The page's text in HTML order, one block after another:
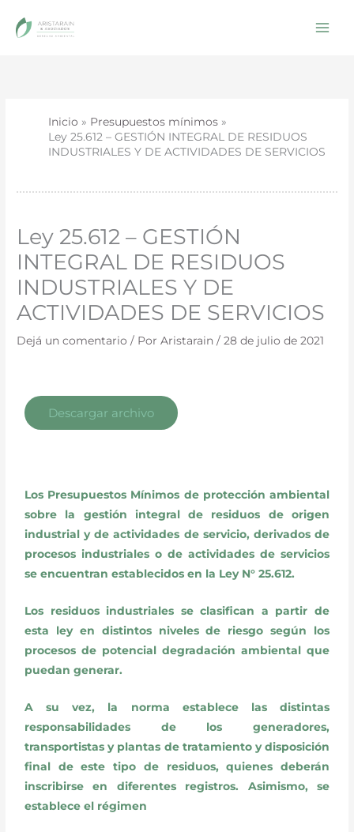
Inicio
Presupuestos mínimos
Ley 25.612 – GESTIÓN INTEGRAL DE RESIDUOS
INDUSTRIALES Y DE ACTIVIDADES DE SERVICIOS
Ley 25.612 – GESTIÓN
INTEGRAL DE RESIDUOS
INDUSTRIALES Y DE
ACTIVIDADES DE SERVICIOS
Dejá un comentario / PorAristarain/28 de julio de 2021
Descargar archivo
Los Presupuestos Mínimos de protección ambiental
sobre la gestión integral de residuos de origen
industrial y de actividades de servicio, derivados de
procesos industriales o de actividades de servicios
se encuentran establecidos en la Ley N° 25.612.
Los residuos industriales se clasifican a partir de
esta ley en distintos niveles de riesgo según los
procesos de potencial degradación ambiental que
puedan generar.
A su vez, la norma establece las distintas
responsabilidades de los generadores,
transportistas y plantas de tratamiento y disposición
final de este tipo de residuos, quienes deberán
inscribirse en diferentes registros. Asimismo, se
establece el régimen